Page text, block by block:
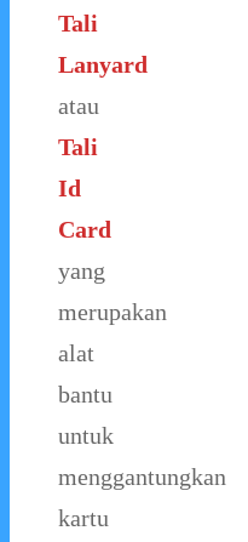
Tali
Lanyard
atau
Tali
Id
Card
yang
merupakan
alat
bantu
untuk
menggantungkan
kartu